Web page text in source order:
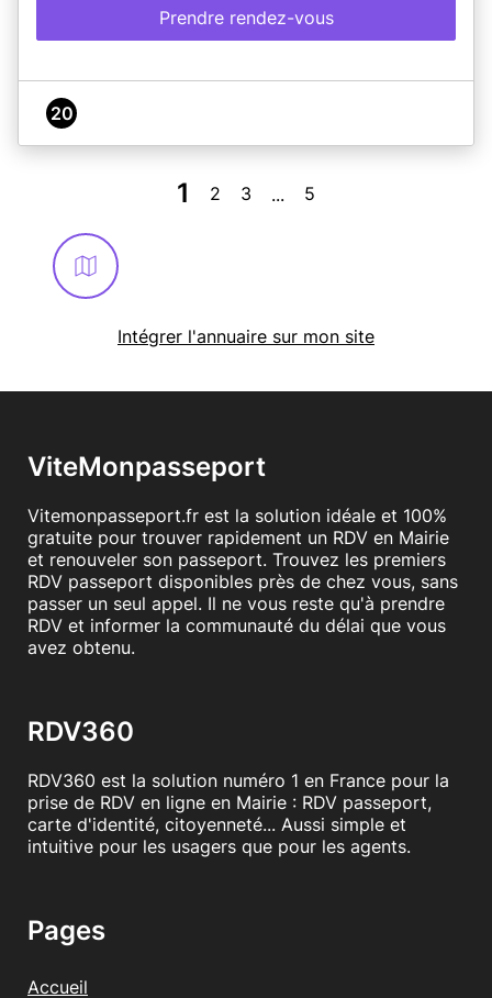
Prendre rendez-vous
20
1 2 3 ... 5
Intégrer l'annuaire sur mon site
ViteMonpasseport
Vitemonpasseport.fr est la solution idéale et 100%
gratuite pour trouver rapidement un RDV en Mairie
et renouveler son passeport. Trouvez les premiers
RDV passeport disponibles près de chez vous, sans
passer un seul appel. Il ne vous reste qu'à prendre
RDV et informer la communauté du délai que vous
avez obtenu.
RDV360
RDV360 est la solution numéro 1 en France pour la
prise de RDV en ligne en Mairie : RDV passeport,
carte d'identité, citoyenneté... Aussi simple et
intuitive pour les usagers que pour les agents.
Pages
Accueil